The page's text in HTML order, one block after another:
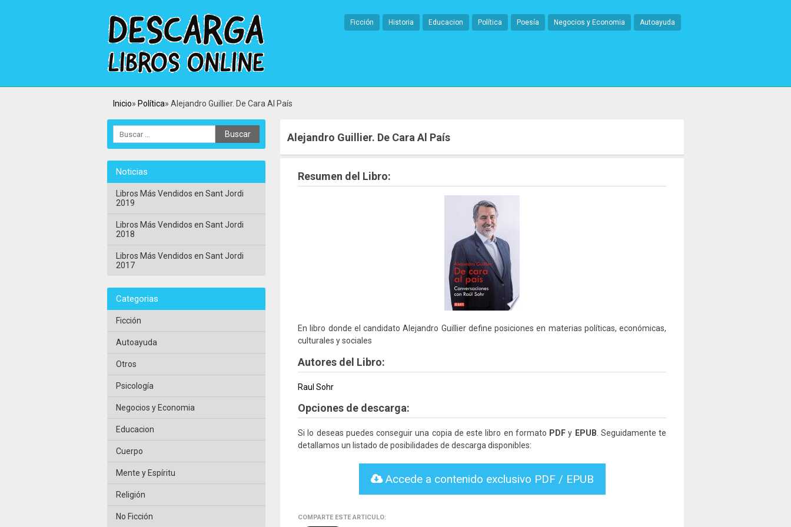
Ficción Historia Educacion Política Poesía Negocios y Economia Autoayuda
Inicio Política Alejandro Guillier. De Cara Al País
Alejandro Guillier. De Cara Al País
Resumen del Libro:
En libro donde el candidato Alejandro Guillier define posiciones en materias políticas, económicas,
culturales y sociales
Autores del Libro:
Raul Sohr
Opciones de descarga:
Si lo deseas puedes conseguir una copia de este libro en formato PDF y EPUB . Seguidamente te
detallamos un listado de posibilidades de descarga disponibles:
Accede a contenido exclusivo PDF / EPUB
COMPARTE ESTE ARTICULO:
Noticias
Libros Más Vendidos en Sant Jordi
2019
Libros Más Vendidos en Sant Jordi
2018
Libros Más Vendidos en Sant Jordi
2017
Categorias
Ficción
Autoayuda
Otros
Psicología
Negocios y Economia
Educacion
Cuerpo
Mente y Espíritu
Religión
No Ficción